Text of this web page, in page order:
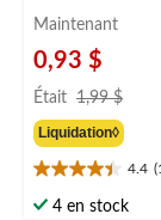
Maintenant
0,93 $
Était 1,99 $
Liquidation◊
4.4
4.4
étoile(s)
4 en stock